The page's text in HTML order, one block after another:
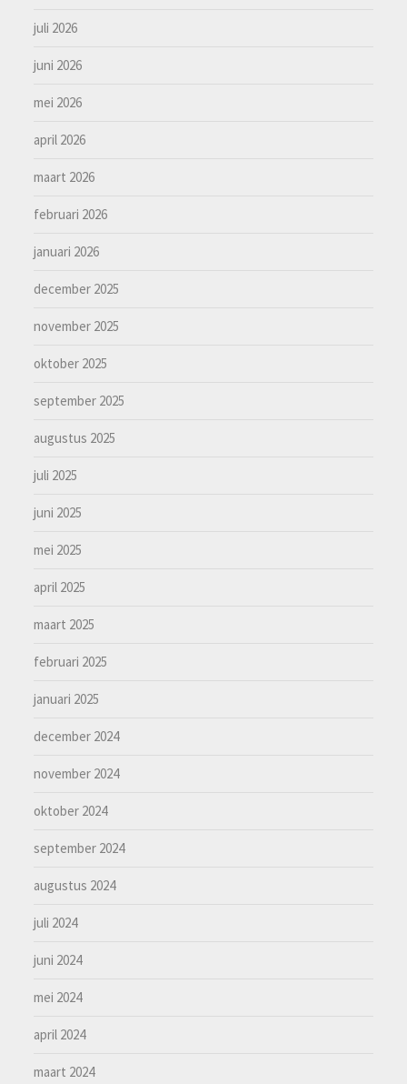
juli 2026
juni 2026
mei 2026
april 2026
maart 2026
februari 2026
januari 2026
december 2025
november 2025
oktober 2025
september 2025
augustus 2025
juli 2025
juni 2025
mei 2025
april 2025
maart 2025
februari 2025
januari 2025
december 2024
november 2024
oktober 2024
september 2024
augustus 2024
juli 2024
juni 2024
mei 2024
april 2024
maart 2024